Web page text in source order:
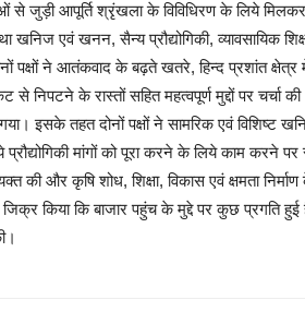
से जुड़ी आपूर्ति श्रृंखला के विविधिरण के लिये मिलकर
खनिज एवं खनन, सैन्य प्रौद्योगिकी, व्यावसायिक
पक्षों ने आतंकवाद के बढ़ते खतरे, हिन्द प्रशांत क्षेत्र
से निपटने के रास्तों सहित महत्वपूर्ण मुद्दों पर
इसके तहत दोनों पक्षों ने सामरिक एवं विशिष्ट
प्रौद्योगिकी मांगों को पूरा करने के लिये काम करने
की और कृषि शोध, शिक्षा, विकास एवं क्षमता
किया कि बाजार पहुंच के मुद्दे पर कुछ प्रगति